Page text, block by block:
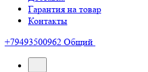
Гарантия на товар
Контакты
+79493500962 Общий